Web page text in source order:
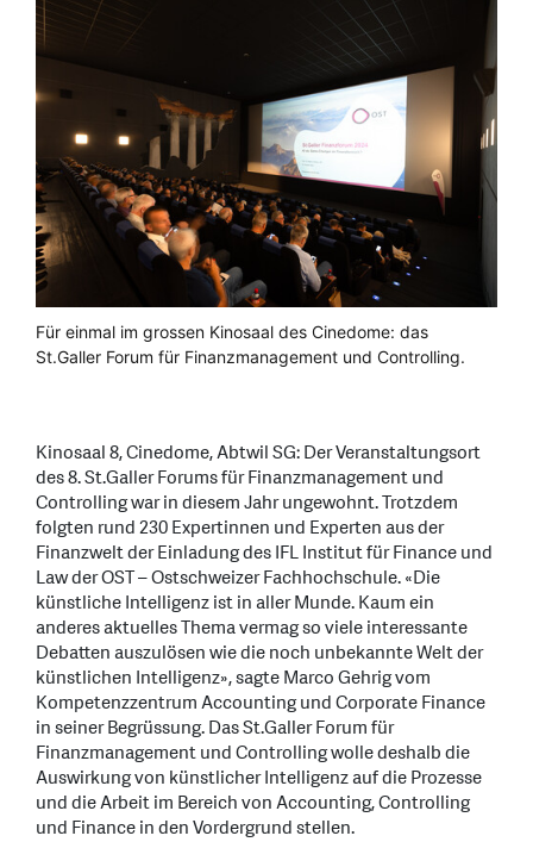
Für einmal im grossen Kinosaal des Cinedome: das
St.Galler Forum für Finanzmanagement und Controlling.
Kinosaal 8, Cinedome, Abtwil SG: Der Veranstaltungsort
des 8. St.Galler Forums für Finanzmanagement und
Controlling war in diesem Jahr ungewohnt. Trotzdem
folgten rund 230 Expertinnen und Experten aus der
Finanzwelt der Einladung des IFL Institut für Finance und
Law der OST – Ostschweizer Fachhochschule. «Die
künstliche Intelligenz ist in aller Munde. Kaum ein
anderes aktuelles Thema vermag so viele interessante
Debatten auszulösen wie die noch unbekannte Welt der
künstlichen Intelligenz», sagte Marco Gehrig vom
Kompetenzzentrum Accounting und Corporate Finance
in seiner Begrüssung. Das St.Galler Forum für
Finanzmanagement und Controlling wolle deshalb die
Auswirkung von künstlicher Intelligenz auf die Prozesse
und die Arbeit im Bereich von Accounting, Controlling
und Finance in den Vordergrund stellen.